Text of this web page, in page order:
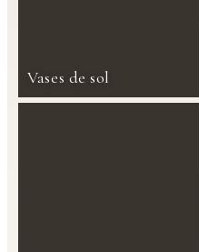
Vases de sol